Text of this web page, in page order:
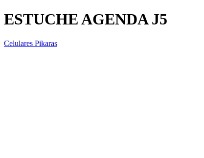
ESTUCHE AGENDA J5
Celulares Pikaras